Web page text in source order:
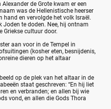
de Grote kwam er een
was de Hellenistische heerser
hand en vervolgde het volk Israël.
Joden te doden. Nee, hij ontnam
Griekse cultuur door.
aan voor in de Tempel in
(kosher eten, besnijdenis,
dieren op het altaar
op de plek van het altaar in de
staat geschreven: “En hij liet
en verbranden; en allen bij wie
vond, en allen die Gods Thora